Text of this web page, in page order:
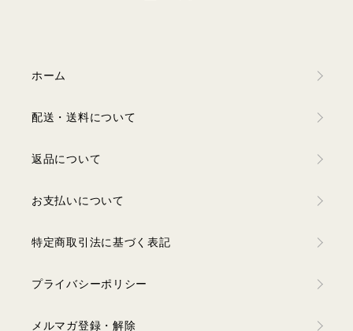
ホーム
配送・送料について
返品について
お支払いについて
特定商取引法に基づく表記
プライバシーポリシー
メルマガ登録・解除